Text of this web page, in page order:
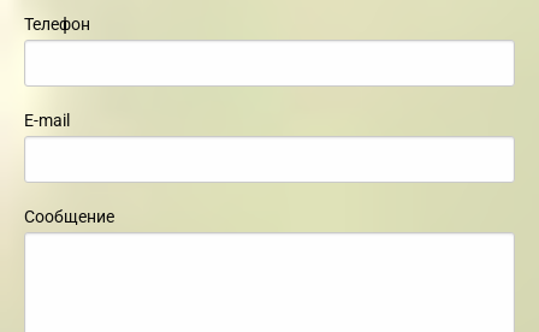
Телефон
E-mail
Сообщение